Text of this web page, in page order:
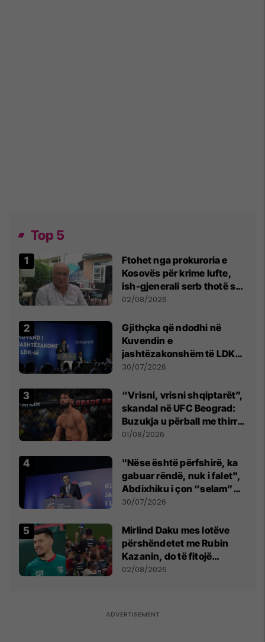
Top 5
Ftohet nga prokuroria e
Kosovës për krime lufte,
ish-gjenerali serb thotë se
dikush e tradhtoi në
02/08/2026
Gjithçka që ndodhi në
Kuvendin e
jashtëzakonshëm të LDK-
së
30/07/2026
“Vrisni, vrisni shqiptarët”,
skandal në UFC Beograd:
Buzukja u përball me thirrje
anti-shqiptare nga
01/08/2026
"Nëse është përfshirë, ka
gabuar rëndë, nuk i falet",
Abdixhiku i çon “selam”
Përparim Ramës
30/07/2026
Mirlind Daku mes lotëve
përshëndetet me Rubin
Kazanin, do të fitojë
miliona te Spartak Moska
02/08/2026